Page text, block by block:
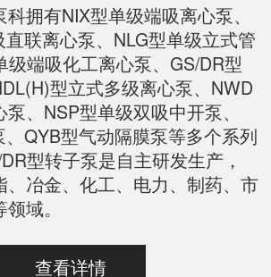
有NIX型单级端吸离心泵、
联离心泵、NLG型单级立式管
级端吸化工离心泵、GS/DR型
型立式多级离心泵、NWD
、NSP型单级双吸中开泵、
QYB型气动隔膜泵等多个系列
型转子泵是自主研发生产，
、冶金、化工、电力、制药、市
域。
查看详情